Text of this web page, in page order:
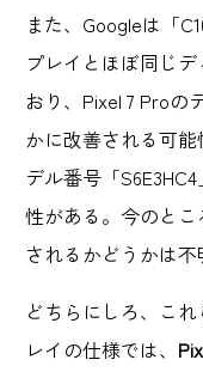
また、Googleは「
プレイとほぼ同じ
おり、Pixel 7 Proの
かに改善される可
デル番号「
性がある。今のと
されるかどうかは不
どちらにしろ、こ
レイの仕様では、